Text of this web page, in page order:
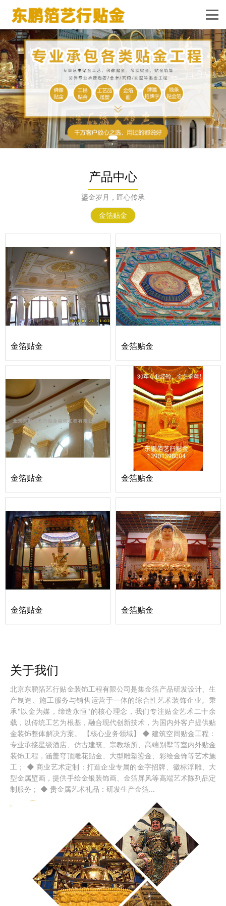
产品中心
鎏金岁月，匠心传承
金箔贴金
金箔贴金 金箔贴金
金箔贴金 金箔贴金
金箔贴金 金箔贴金
关于我们
北京东鹏箔艺行贴金装饰工程有限公司是集金箔产品研发设计、生
产制造、施工服务与销售运营于一体的综合性艺术装饰企业。秉
承"以金为媒，缔造永恒"的核心理念，我们专注贴金艺术二十余
载，以传统工艺为根基，融合现代创新技术，为国内外客户提供贴
金装饰整体解决方案。 【核心业务领域】 ◆ 建筑空间贴金工程：
专业承接星级酒店、仿古建筑、宗教场所、高端别墅等室内外贴金
装饰工程，涵盖穹顶雕花贴金、大型雕塑鎏金、彩绘金饰等艺术施
工； ◆ 商业艺术定制：打造企业专属的金字招牌、徽标浮雕、大
型金属壁画，提供手绘金银装饰画、金箔屏风等高端艺术陈列品定
制服务； ◆ 贵金属艺术礼品：研发生产金箔...